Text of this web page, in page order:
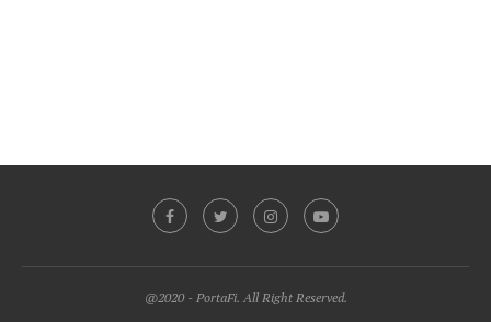
@2020 - PortaFi. All Right Reserved.